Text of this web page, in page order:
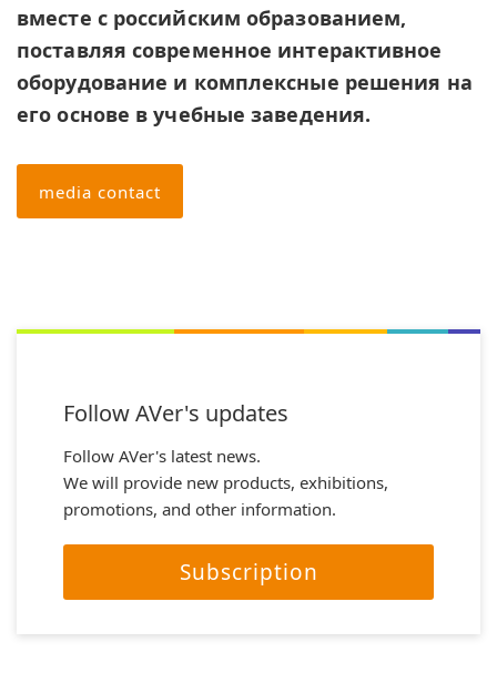
вместе с российским образованием,
поставляя современное интерактивное
оборудование и комплексные решения на
его основе в учебные заведения.
media contact
Follow AVer's updates
Follow AVer's latest news.
We will provide new products, exhibitions,
promotions, and other information.
Subscription